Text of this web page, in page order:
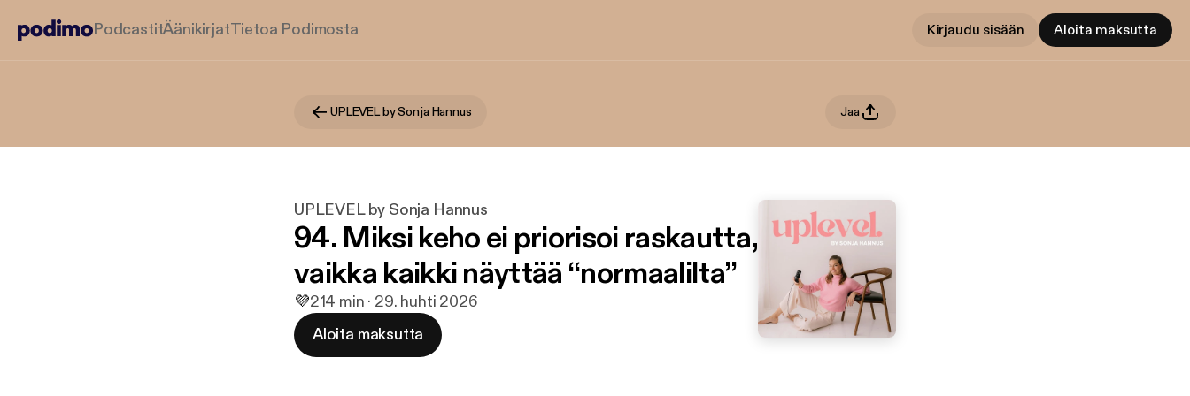
PodcastitÄänikirjatTietoa Podimosta Kirjaudu sisään Aloita maksutta
UPLEVEL by Sonja Hannus Jaa
UPLEVEL by Sonja Hannus
94. Miksi keho ei priorisoi raskautta,
vaikka kaikki näyttää “normaalilta”
💜214 min · 29. huhti 2026
Aloita maksutta